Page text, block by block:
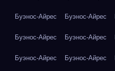
Буэнос-Айрес Буэнос-Айрес
Буэнос-Айрес Буэнос-Айрес
Буэнос-Айрес Буэнос-Айрес